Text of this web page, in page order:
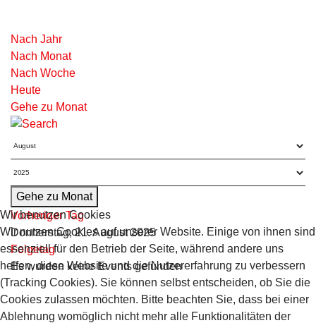
Nach Jahr
Nach Monat
Nach Woche
Heute
Gehe zu Monat
Gehe zu Monat
Vorheriger Tag
Donnerstag, 21. August 2025
Folgetag
Es wurden keine Events gefunden
Wir benutzen Cookies
Wir nutzen Cookies auf unserer Website. Einige von ihnen sind
essenziell für den Betrieb der Seite, während andere uns
helfen, diese Website und die Nutzererfahrung zu verbessern
(Tracking Cookies). Sie können selbst entscheiden, ob Sie die
Cookies zulassen möchten. Bitte beachten Sie, dass bei einer
Ablehnung womöglich nicht mehr alle Funktionalitäten der